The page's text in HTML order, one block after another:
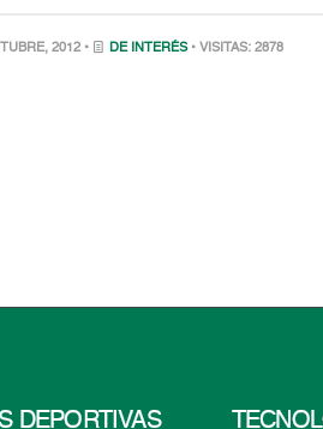
2012 • DE INTERÉS • VISITAS: 2878
DEPORTIVAS